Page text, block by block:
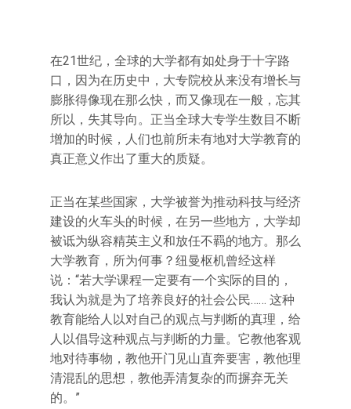
在21世纪，全球的大学都有如处身于十字路
口，因为在历史中，大专院校从来没有增长与
膨胀得像现在那么快，而又像现在一般，忘其
所以，失其导向。正当全球大专学生数目不断
增加的时候，人们也前所未有地对大学教育的
真正意义作出了重大的质疑。
正当在某些国家，大学被誉为推动科技与经济
建设的火车头的时候，在另一些地方，大学却
被诋为纵容精英主义和放任不羁的地方。那么
大学教育，所为何事？纽曼枢机曾经这样
说：“若大学课程一定要有一个实际的目的，
我认为就是为了培养良好的社会公民…… 这种
教育能给人以对自己的观点与判断的真理，给
人以倡导这种观点与判断的力量。它教他客观
地对待事物，教他开门见山直奔要害，教他理
清混乱的思想，教他弄清复杂的而摒弃无关
的。”